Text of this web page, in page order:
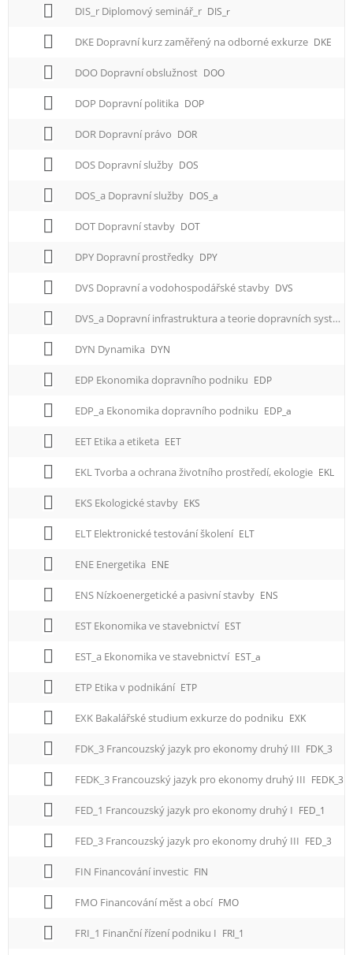
DIS_r Diplomový seminář_r DIS_r
DKE Dopravní kurz zaměřený na odborné exkurze DKE
DOO Dopravní obslužnost DOO
DOP Dopravní politika DOP
DOR Dopravní právo DOR
DOS Dopravní služby DOS
DOS_a Dopravní služby DOS_a
DOT Dopravní stavby DOT
DPY Dopravní prostředky DPY
DVS Dopravní a vodohospodářské stavby DVS
DVS_a Dopravní infrastruktura a teorie dopravních systémů
DYN Dynamika DYN
EDP Ekonomika dopravního podniku EDP
EDP_a Ekonomika dopravního podniku EDP_a
EET Etika a etiketa EET
EKL Tvorba a ochrana životního prostředí, ekologie EKL
EKS Ekologické stavby EKS
ELT Elektronické testování školení ELT
ENE Energetika ENE
ENS Nízkoenergetické a pasivní stavby ENS
EST Ekonomika ve stavebnictví EST
EST_a Ekonomika ve stavebnictví EST_a
ETP Etika v podnikání ETP
EXK Bakalářské studium exkurze do podniku EXK
FDK_3 Francouzský jazyk pro ekonomy druhý III FDK_3
FEDK_3 Francouzský jazyk pro ekonomy druhý III FEDK_3
FED_1 Francouzský jazyk pro ekonomy druhý I FED_1
FED_3 Francouzský jazyk pro ekonomy druhý III FED_3
FIN Financování investic FIN
FMO Financování měst a obcí FMO
FRI_1 Finanční řízení podniku I FRI_1